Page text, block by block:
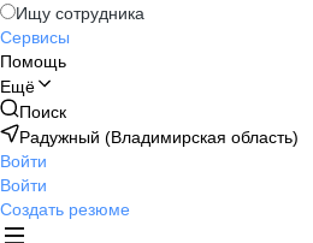
Ищу сотрудника
Сервисы
Помощь
Ещё
Поиск
Радужный (Владимирская область)
Войти
Войти
Создать резюме